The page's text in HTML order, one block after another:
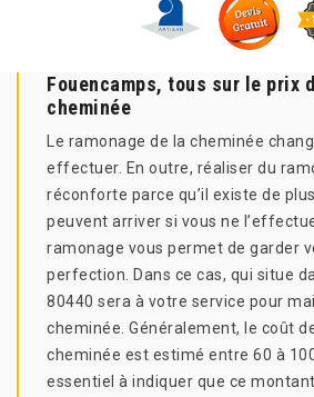
Fouencamps, tous sur le prix
cheminée
Le ramonage de la cheminée
effectuer. En outre, réaliser du
réconforte parce qu’il existe de
peuvent arriver si vous ne
ramonage vous permet de garder
perfection. Dans ce cas, qui situe
80440 sera à votre service pour
cheminée. Généralement, le coût
cheminée est estimé entre 60 à
essentiel à indiquer que ce